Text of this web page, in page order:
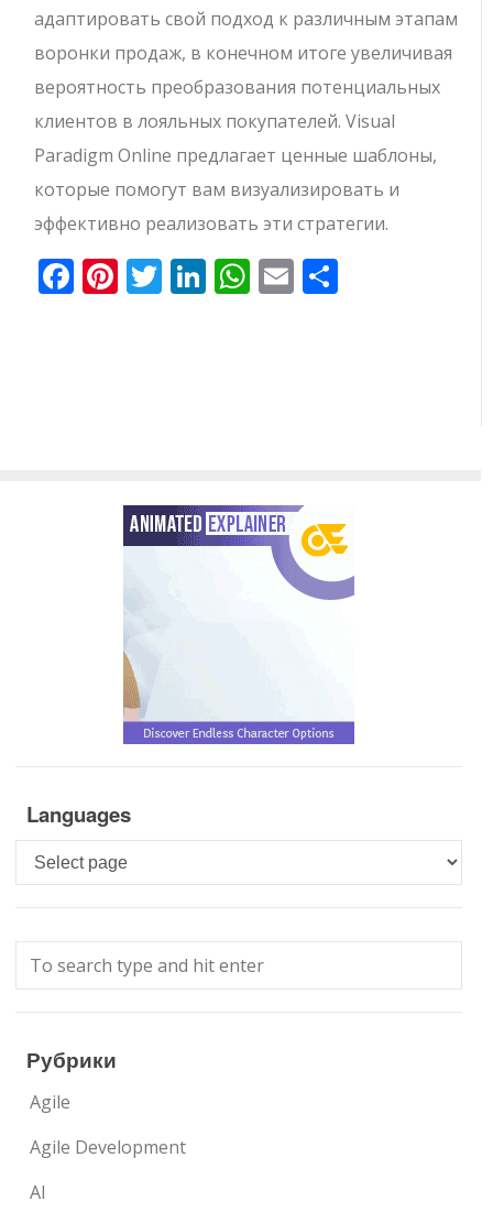
адаптировать свой подход к различным этапам
воронки продаж, в конечном итоге увеличивая
вероятность преобразования потенциальных
клиентов в лояльных покупателей. Visual
Paradigm Online предлагает ценные шаблоны,
которые помогут вам визуализировать и
эффективно реализовать эти стратегии.
Facebook
Pinterest
Twitter
LinkedIn
WhatsApp
Email
Languages
Languages
Рубрики
Agile
Agile Development
AI